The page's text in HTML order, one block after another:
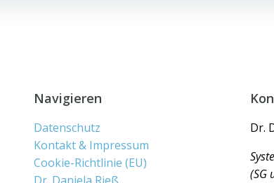
Navigieren
Datenschutz
Kontakt & Impressum
Cookie-Richtlinie (EU)
Dr.
(SG